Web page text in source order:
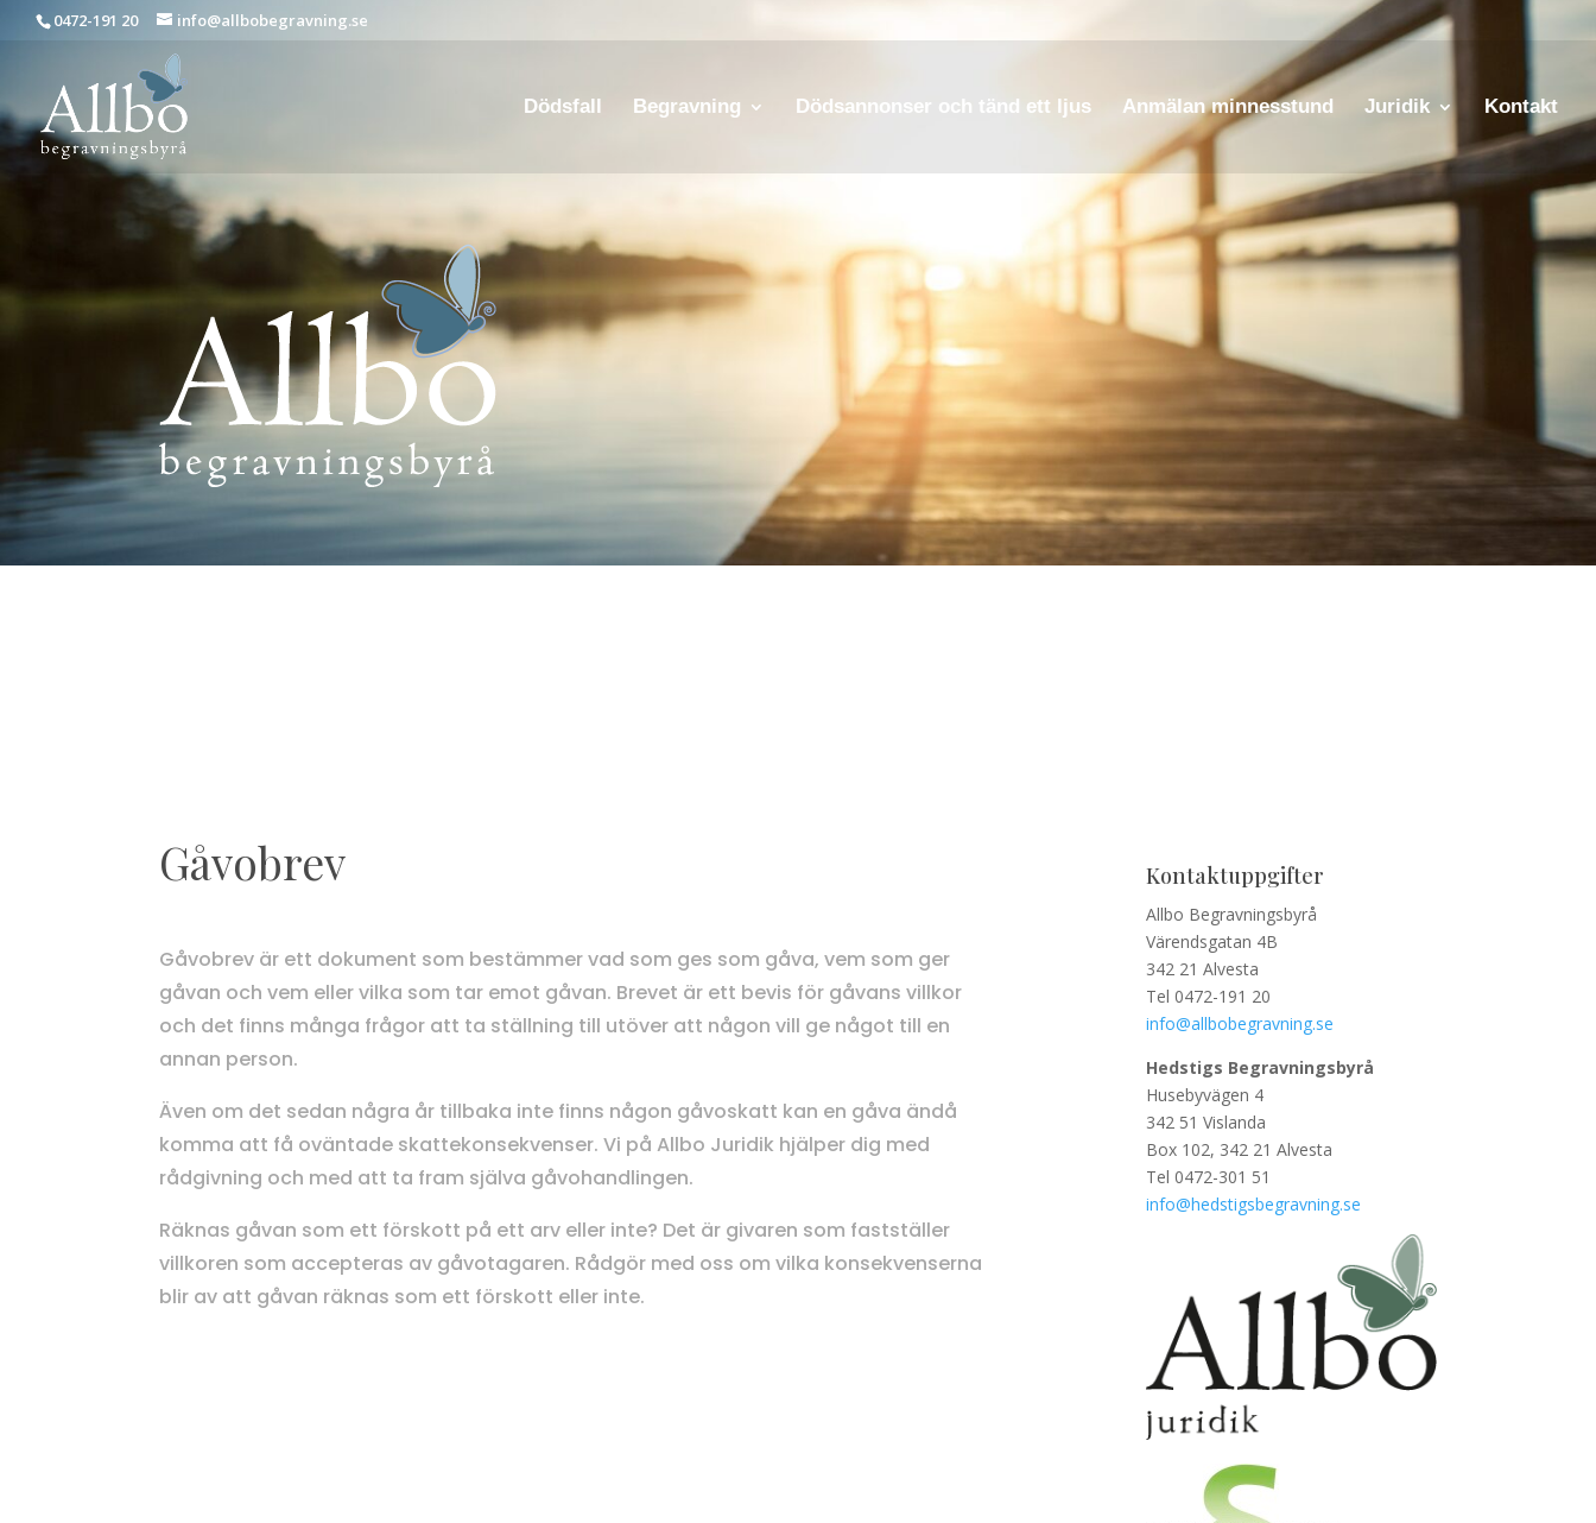
0472-191 20 info@allbobegravning.se
Dödsfall Begravning Dödsannonser och tänd ett ljus Anmälan minnesstund Juridik Kontakt
Gåvobrev
Gåvobrev är ett dokument som bestämmer vad som ges som gåva, vem som ger
gåvan och vem eller vilka som tar emot gåvan. Brevet är ett bevis för gåvans villkor
och det finns många frågor att ta ställning till utöver att någon vill ge något till en
annan person.
Även om det sedan några år tillbaka inte finns någon gåvoskatt kan en gåva ändå
komma att få oväntade skattekonsekvenser. Vi på Allbo Juridik hjälper dig med
rådgivning och med att ta fram själva gåvohandlingen.
Räknas gåvan som ett förskott på ett arv eller inte? Det är givaren som fastställer
villkoren som accepteras av gåvotagaren. Rådgör med oss om vilka konsekvenserna
blir av att gåvan räknas som ett förskott eller inte.
Kontaktuppgifter
Allbo Begravningsbyrå
Värendsgatan 4B
342 21 Alvesta
Tel 0472-191 20
info@allbobegravning.se
Hedstigs Begravningsbyrå
Husebyvägen 4
342 51 Vislanda
Box 102, 342 21 Alvesta
Tel 0472-301 51
info@hedstigsbegravning.se